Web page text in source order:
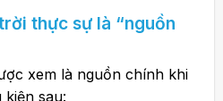
thực sự là “nguồn
xem là nguồn chính khi
sau: